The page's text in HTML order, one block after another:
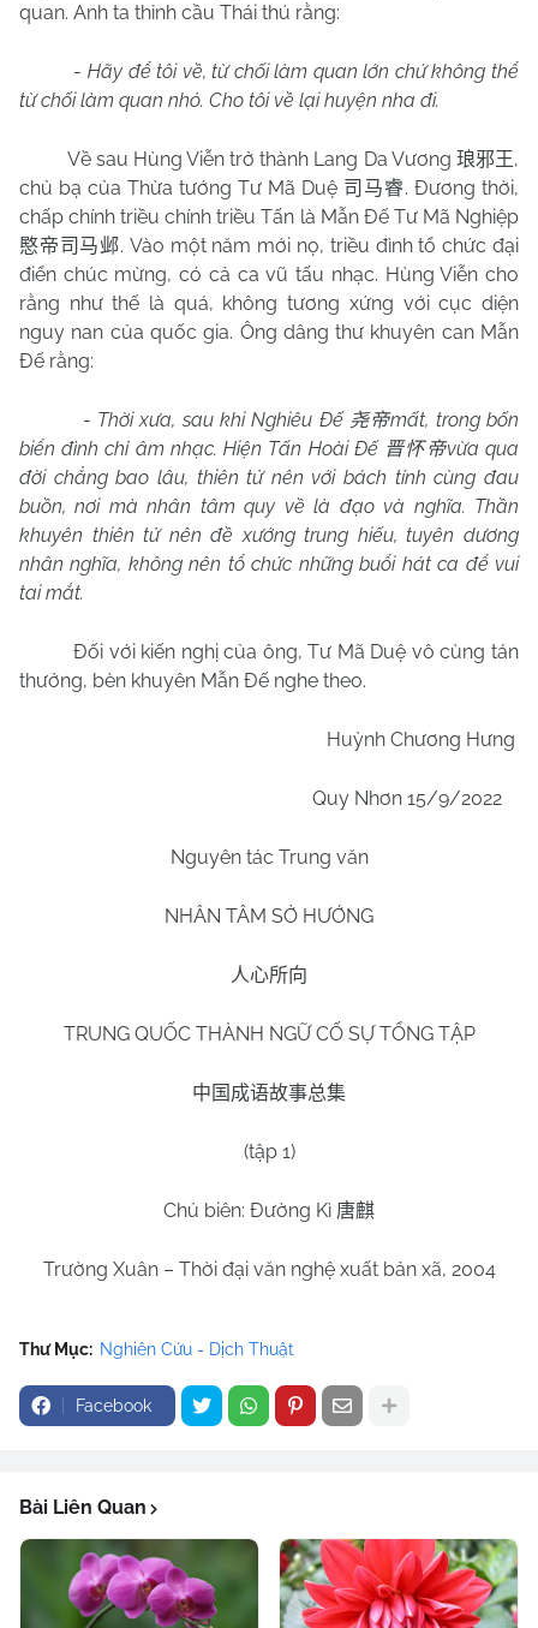
quan. Anh ta thỉnh cầu Thái thú rằng:
-Hãy để tôi về, từ chối làm quan lớn chứ không thể
từ chối làm quan nhỏ. Cho tôi về lại huyện nha đi.
Về sau Hùng Viễn trở thành Lang Da Vương 琅邪王,
chủ bạ của Thừa tướng Tư Mã Duệ 司马睿. Đương thời,
chấp chính triều chính triều Tấn là Mẫn Đế Tư Mã Nghiệp
愍帝司马邺. Vào một năm mới nọ, triều đình tổ chức đại
điển chúc mừng, có cả ca vũ tấu nhạc. Hùng Viễn cho
rằng như thế là quá, không tương xứng với cục diện
nguy nan của quốc gia. Ông dâng thư khuyên can Mẫn
Đế rằng:
- Thời xưa, sau khi Nghiêu Đế 尧帝mất, trong bốn
biển đình chỉ âm nhạc. Hiện Tấn Hoài Đế 晋怀帝vừa qua
đời chẳng bao lâu, thiên tử nên với bách tính cùng đau
buồn, nơi mà nhân tâm quy về là đạo và nghĩa. Thần
khuyên thiên tử nên đề xướng trung hiếu, tuyên dương
nhân nghĩa, không nên tổ chức những buổi hát ca để vui
tai mắt.
Đối với kiến nghị của ông, Tư Mã Duệ vô cùng tán
thưởng, bèn khuyên Mẫn Đế nghe theo.
Huỳnh Chương Hưng
Quy Nhơn 15/9/2022
Nguyên tác Trung văn
NHÂN TÂM SỞ HƯỚNG
人心所向
TRUNG QUỐC THÀNH NGỮ CỐ SỰ TỔNG TẬP
中国成语故事总集
(tập 1)
Chủ biên: Đường Kì 唐麒
Trường Xuân – Thời đại văn nghệ xuất bản xã, 2004
Thư Mục: Nghiên Cứu - Dịch Thuật
Facebook
Bài Liên Quan